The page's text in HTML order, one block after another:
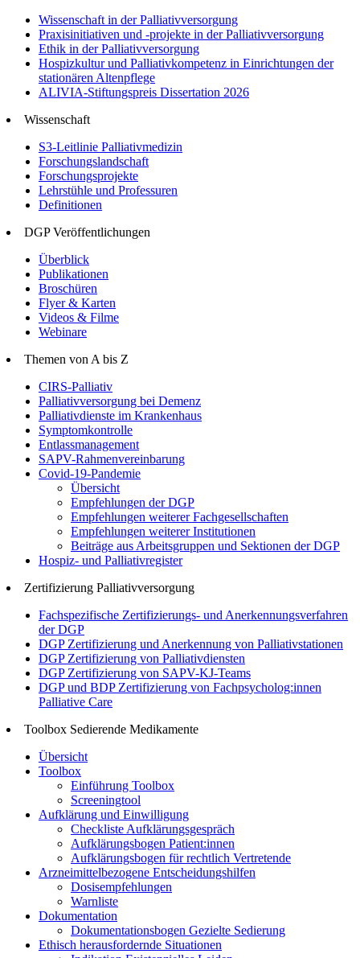
Wissenschaft in der Palliativversorgung
Praxisinitiativen und -projekte in der Palliativversorgung
Ethik in der Palliativversorgung
Hospizkultur und Palliativkompetenz in Einrichtungen der
stationären Altenpflege
ALIVIA-Stiftungspreis Dissertation 2026
Wissenschaft
S3-Leitlinie Palliativmedizin
Forschungslandschaft
Forschungsprojekte
Lehrstühle und Professuren
Definitionen
DGP Veröffentlichungen
Überblick
Publikationen
Broschüren
Flyer & Karten
Videos & Filme
Webinare
Themen von A bis Z
CIRS-Palliativ
Palliativversorgung bei Demenz
Palliativdienste im Krankenhaus
Symptomkontrolle
Entlassmanagement
SAPV-Rahmenvereinbarung
Covid-19-Pandemie
Übersicht
Empfehlungen der DGP
Empfehlungen weiterer Fachgesellschaften
Empfehlungen weiterer Institutionen
Beiträge aus Arbeitsgruppen und Sektionen der DGP
Hospiz- und Palliativregister
Zertifizierung Palliativversorgung
Fachspezifische Zertifizierungs- und Anerkennungsverfahren
der DGP
DGP Zertifizierung und Anerkennung von Palliativstationen
DGP Zertifizierung von Palliativdiensten
DGP Zertifizierung von SAPV-KJ-Teams
DGP und BDP Zertifizierung von Fachpsycholog:innen
Palliative Care
Toolbox Sedierende Medikamente
Übersicht
Toolbox
Einführung Toolbox
Screeningtool
Aufklärung und Einwilligung
Checkliste Aufklärungsgespräch
Aufklärungsbogen Patient:innen
Aufklärungsbogen für rechtlich Vertretende
Arzneimittelbezogene Entscheidungshilfen
Dosisempfehlungen
Warnliste
Dokumentation
Dokumentationsbogen Gezielte Sedierung
Ethisch herausfordernde Situationen